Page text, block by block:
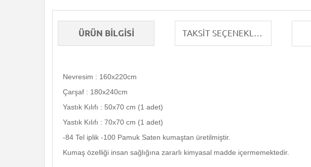
ÜRÜN BILGISI TAKSIT SEÇENEKLERI
Nevresim : 160x220cm
Çarşaf : 180x240cm
Yastık Kılıfı : 50x70 cm (1 adet)
Yastık Kılıfı : 70x70 cm (1 adet)
-84 Tel iplik -100 Pamuk Saten kumaştan üretilmiştir.
Kumaş özelliği insan sağlığına zararlı kimyasal madde içermemektedir.